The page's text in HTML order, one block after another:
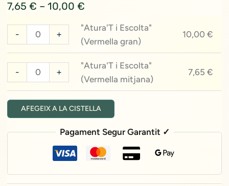
7,65€ – 10,00€
preus:
7,65 €
a
10,00 €
-
quantitat
de
Escolta"
(Vermella
gran)
+
"Atura'T i Escolta"
(Vermella gran)
10,00€
-
quantitat
de
+
"Atura'T i Escolta"
(Vermella mitjana)
7,65€
AFEGEIX A LA CISTELLA
Pagament Segur Garantit ✓